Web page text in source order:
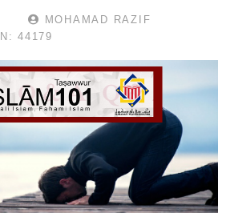
MOHAMAD RAZIF
44179